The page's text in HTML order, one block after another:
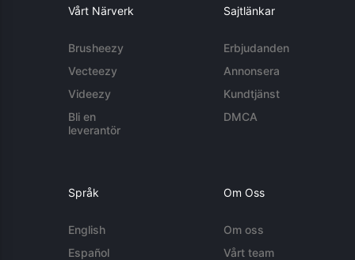
Vårt Närverk
Brusheezy
Vecteezy
Videezy
Bli en
leverantör
Sajtlänkar
Erbjudanden
Annonsera
Kundtjänst
DMCA
Språk
English
Español
Om Oss
Om oss
Vårt team